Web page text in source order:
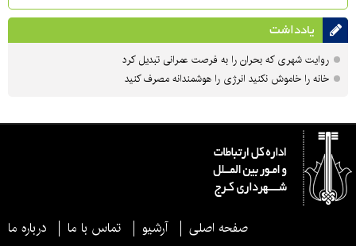
یادداشت
روایت شهری که بحران را به فرصت عمرانی تبدیل کرد
خانه را خاموش نکنید انرژی را هوشمندانه مصرف کنید
صفحه اصلی آرشیو تماس با ما درباره ما